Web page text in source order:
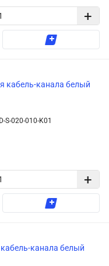
+
кабель-канала белый
S-020-010-K01
+
канала белый